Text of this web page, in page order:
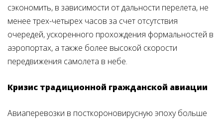
сэкономить, в зависимости от дальности перелета, не
менее трех-четырех часов за счет отсутствия
очередей, ускоренного прохождения формальностей в
аэропортах, а также более высокой скорости
передвижения самолета в небе.
Кризис традиционной гражданской авиации
Авиаперевозки в посткороновирусную эпоху больше